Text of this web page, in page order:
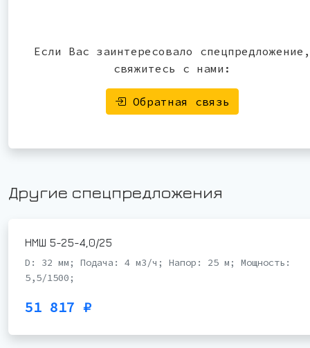
Если Вас заинтересовало спецпредложение,
свяжитесь с нами:
Обратная связь
Другие спецпредложения
НМШ 5-25-4,0/25
D: 32 мм; Подача: 4 м3/ч; Напор: 25 м; Мощность:
5,5/1500;
51 817 ₽